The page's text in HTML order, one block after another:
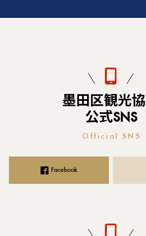
墨田区観光
公式SNS
Official SNS
Facebook